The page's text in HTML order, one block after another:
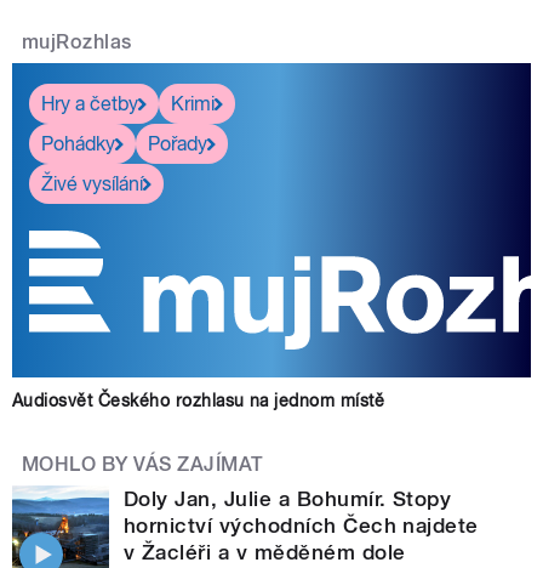
mujRozhlas
Hry a četby
Krimi
Pohádky
Pořady
Živé vysílání
Audiosvět Českého rozhlasu na jednom místě
MOHLO BY VÁS ZAJÍMAT
Doly Jan, Julie a Bohumír. Stopy
hornictví východních Čech najdete
v Žacléři a v měděném dole